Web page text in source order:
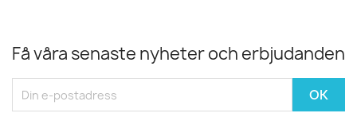
Få våra senaste nyheter och erbjudanden